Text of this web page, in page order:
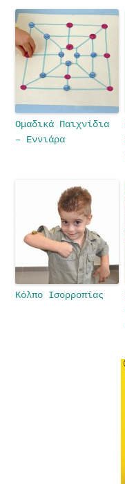
Ομαδικά Παιχνίδια
– Εννιάρα
Κόλπο Ισορροπίας